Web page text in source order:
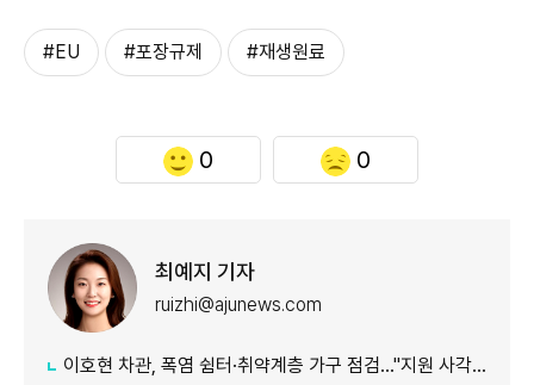
#EU #포장규제 #재생원료
0 0
최예지 기자
ruizhi@ajunews.com
이호현 차관, 폭염 쉼터·취약계층 가구 점검…"지원 사각지대 최소화"